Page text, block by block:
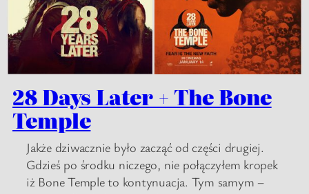
28 Days Later + The Bone
Temple
Jakże dziwacznie było zacząć od części drugiej.
Gdzieś po środku niczego, nie połączyłem kropek
iż Bone Temple to kontynuacja. Tym samym –